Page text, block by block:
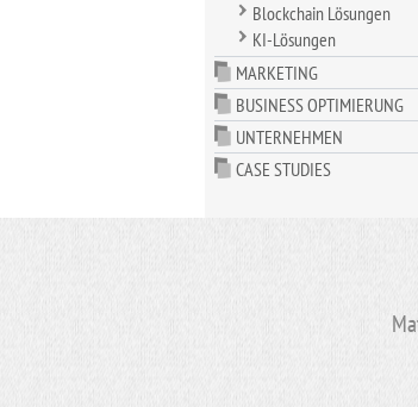
Blockchain Lösungen
KI-Lösungen
MARKETING
BUSINESS OPTIMIERUNG
UNTERNEHMEN
CASE STUDIES